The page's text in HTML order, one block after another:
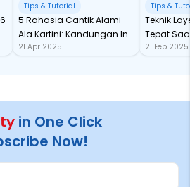
Tips & Tutorial
5 Rahasia Cantik Alami
Ala Kartini: Kandungan Ini
Wajib Ada di Dapur Kamu!
21 Apr 2025
Tips &
Teknik
Tepat
Tetap
21 Feb 2025
in One Click
Now!